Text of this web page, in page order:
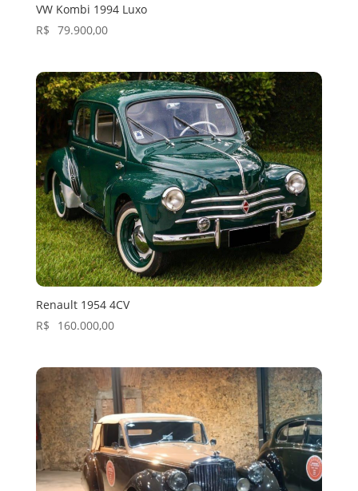
VW Kombi 1994 Luxo
R$ 79.900,00
Renault 1954 4CV
R$
160.000,00